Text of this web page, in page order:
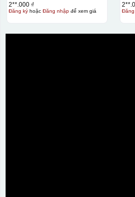
2**.000 ₫
Đăng kýhoặc Đăng nhậpđể xem giá Đăng